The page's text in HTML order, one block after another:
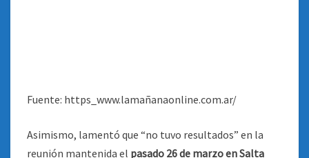
Fuente: https_www.lamañanaonline.com.ar/
Asimismo, lamentó que “no tuvo resultados” en la
reunión mantenida el pasado 26 de marzo en Salta